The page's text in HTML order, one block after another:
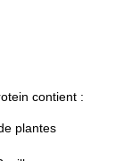
contient :
plantes